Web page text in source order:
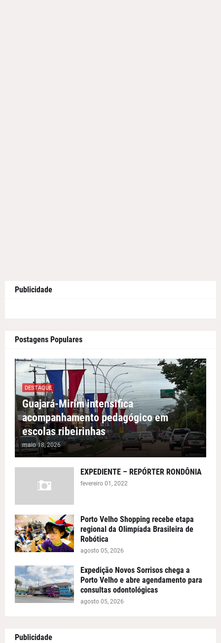
Publicidade
Postagens Populares
DESTAQUE
Guajará-Mirim intensifica
acompanhamento pedagógico em
escolas ribeirinhas
maio 18, 2026
EXPEDIENTE – REPÓRTER RONDÔNIA
fevereiro 01, 2022
Porto Velho Shopping recebe etapa
regional da Olimpíada Brasileira de
Robótica
agosto 05, 2026
Expedição Novos Sorrisos chega a
Porto Velho e abre agendamento para
consultas odontológicas
agosto 05, 2026
Publicidade